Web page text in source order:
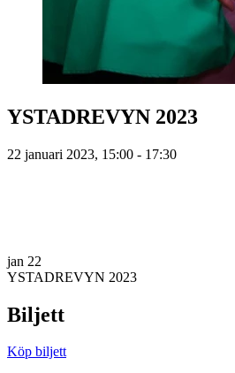
YSTADREVYN 2023
22 januari 2023, 15:00 - 17:30
jan 22
YSTADREVYN 2023
Biljett
Köp biljett